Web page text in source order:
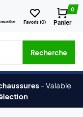
Favoris (0)
0
Panier
etc.
Recherche
-Valable